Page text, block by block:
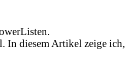
In diesem Artikel zeige